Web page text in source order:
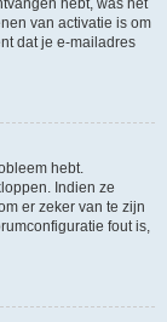
hebt, was het
van activatie is om
dat je e-mailadres
hebt.
Indien ze
er zeker van te zijn
fout is,